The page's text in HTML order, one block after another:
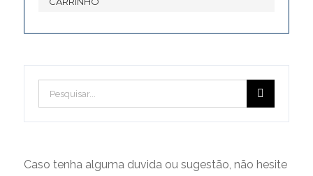
Pesquisar
Caso tenha alguma duvida ou sugestão, não hesite